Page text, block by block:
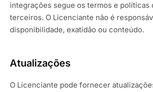
integrações segue os termos e políticas
terceiros. O Licenciante não é
disponibilidade, exatidão ou conteúdo.
Atualizações
O Licenciante pode fornecer